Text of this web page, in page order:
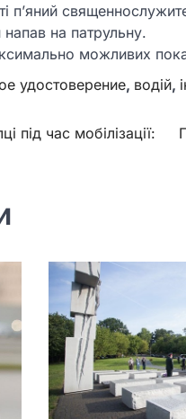
п’яний
на патрульну.
можливих
удостоверение, водій,
під час мобілізації: